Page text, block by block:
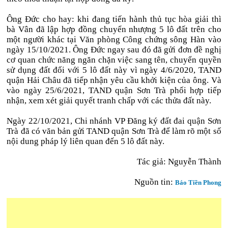
Ông Đức cho hay: khi đang tiến hành thủ tục hòa giải thì
bà Vân đã lập hợp đồng chuyển nhượng 5 lô đất trên cho
một người khác tại Văn phòng Công chứng sông Hàn vào
ngày 15/10/2021. Ông Đức ngay sau đó đã gửi đơn đề nghị
cơ quan chức năng ngăn chặn việc sang tên, chuyển quyền
sử dụng đất đối với 5 lô đất này vì ngày 4/6/2020, TAND
quận Hải Châu đã tiếp nhận yêu cầu khởi kiện của ông. Và
vào ngày 25/6/2021, TAND quận Sơn Trà phối hợp tiếp
nhận, xem xét giải quyết tranh chấp với các thửa đất này.
Ngày 22/10/2021, Chi nhánh VP Đăng ký đất đai quận Sơn
Trà đã có văn bản gửi TAND quận Sơn Trà để làm rõ một số
nội dung pháp lý liên quan đến 5 lô đất này.
Tác giả: Nguyễn Thành
Nguồn tin: Báo Tiền Phong